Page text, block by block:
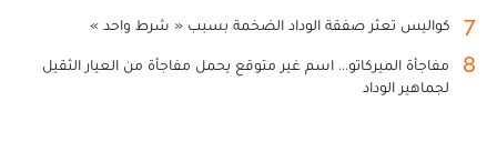
7 كواليس تعثر صفقة الوداد الضخمة بسبب « شرط واحد »
8
مفاجأة الميركاتو... اسم غير متوقع يحمل مفاجأة من العيار الثقيل
لجماهير الوداد